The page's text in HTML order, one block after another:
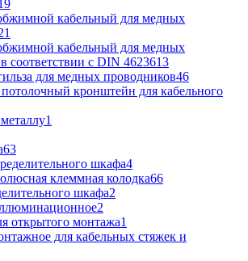
кабельный для медных
кабельный для медных
соответствии с DIN 4623613
для медных проводников46
кронштейн для кабельного
1
63
шкафа4
клеммная колодка66
шкафа2
2
открытого монтажа1
для кабельных стяжек и